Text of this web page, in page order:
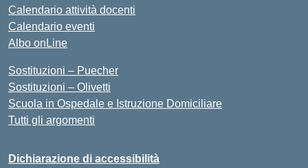
Calendario attività docenti
Calendario eventi
Albo onLine
Sostituzioni – Puecher
Sostituzioni – Olivetti
Scuola in Ospedale e Istruzione Domiciliare
Tutti gli argomenti
Dichiarazione di accessibilità